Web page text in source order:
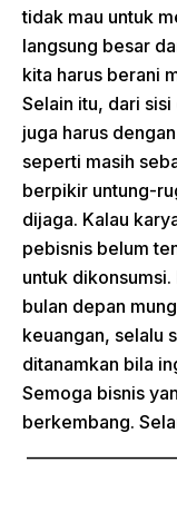
tidak mau untuk
langsung besar
kita harus berani
Selain itu, dari
juga harus
seperti masih
berpikir untung-
dijaga. Kalau
pebisnis belum
untuk
bulan depan
keuangan, selalu
ditanamkan bila
Semoga bisnis
berkembang.